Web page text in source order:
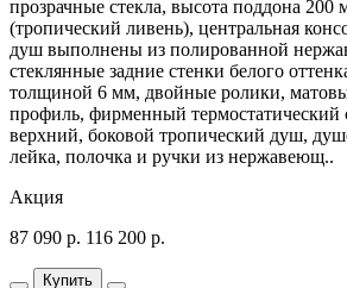
прозрачные стекла, высота поддона
(тропический ливень), центральная
душ выполнены из полированной
стеклянные задние стенки белого
толщиной 6 мм, двойные ролики,
профиль, фирменный термостатический
верхний, боковой тропический душ,
лейка, полочка и ручки из нержавеющ..
Акция
87 090 р. 116 200 р.
Купить